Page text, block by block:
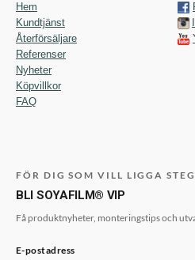
Hem
Kundtjänst
Återförsäljare
Referenser
Nyheter
Köpvillkor
FAQ
FÖR DIG SOM VILL LIGGA
BLI SOYAFILM® VIP
Få produktnyheter, monteringstips och
E-postadress